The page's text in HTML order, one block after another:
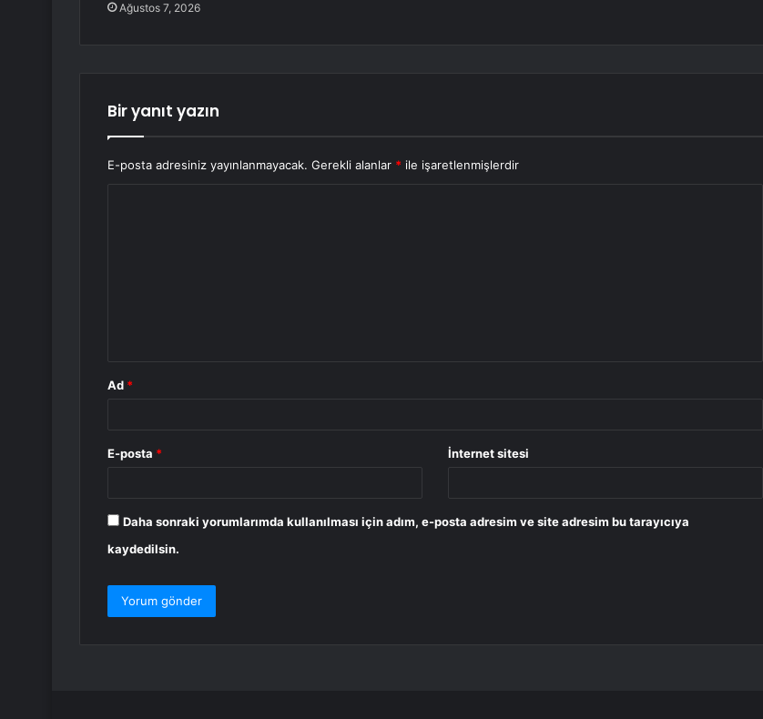
Ağustos 7, 2026
Bir yanıt yazın
E-posta adresiniz yayınlanmayacak. Gerekli alanlar * ile işaretlenmişlerdir
Ad *
E-posta * İnternet sitesi
Daha sonraki yorumlarımda kullanılması için adım, e-posta adresim ve site adresim bu tarayıcıya
kaydedilsin.